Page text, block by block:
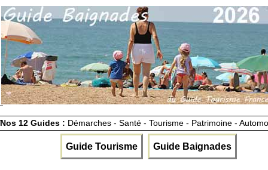
Nos 12 Guides : Démarches - Santé - Tourisme - Patrimoine -
Guide Tourisme Guide Baignades